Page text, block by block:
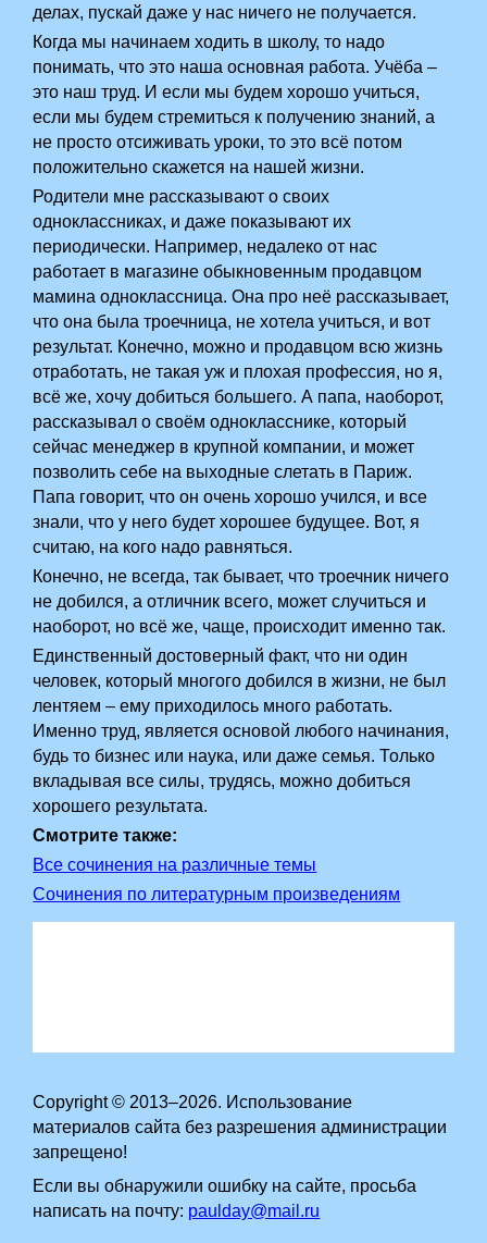
делах, пускай даже у нас ничего не получается.
Когда мы начинаем ходить в школу, то надо
понимать, что это наша основная работа. Учёба –
это наш труд. И если мы будем хорошо учиться,
если мы будем стремиться к получению знаний, а
не просто отсиживать уроки, то это всё потом
положительно скажется на нашей жизни.
Родители мне рассказывают о своих
одноклассниках, и даже показывают их
периодически. Например, недалеко от нас
работает в магазине обыкновенным продавцом
мамина одноклассница. Она про неё рассказывает,
что она была троечница, не хотела учиться, и вот
результат. Конечно, можно и продавцом всю жизнь
отработать, не такая уж и плохая профессия, но я,
всё же, хочу добиться большего. А папа, наоборот,
рассказывал о своём однокласснике, который
сейчас менеджер в крупной компании, и может
позволить себе на выходные слетать в Париж.
Папа говорит, что он очень хорошо учился, и все
знали, что у него будет хорошее будущее. Вот, я
считаю, на кого надо равняться.
Конечно, не всегда, так бывает, что троечник ничего
не добился, а отличник всего, может случиться и
наоборот, но всё же, чаще, происходит именно так.
Единственный достоверный факт, что ни один
человек, который многого добился в жизни, не был
лентяем – ему приходилось много работать.
Именно труд, является основой любого начинания,
будь то бизнес или наука, или даже семья. Только
вкладывая все силы, трудясь, можно добиться
хорошего результата.
Смотрите также:
Все сочинения на различные темы
Сочинения по литературным произведениям
Copyright © 2013–2026. Использование
материалов сайта без разрешения администрации
запрещено!
Если вы обнаружили ошибку на сайте, просьба
написать на почту: paulday@mail.ru